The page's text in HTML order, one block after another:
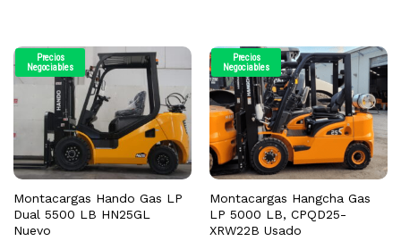
Precios
Negociables
Montacargas Hando Gas LP
Dual 5500 LB HN25GL
Nuevo
Precios
Negociables
Montacargas Hangcha Gas
LP 5000 LB, CPQD25-
XRW22B Usado